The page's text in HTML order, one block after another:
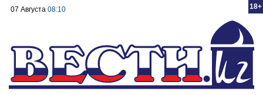
18+
07 Августа 08:10